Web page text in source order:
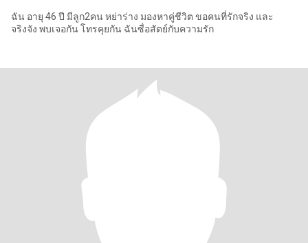
ฉัน อายุ 46 ปี มีลูก2คน หย่าร่าง มองหาคู่ชีวิต ขอคนที่รักจริง และ
จริงจัง พบเจอกัน โทรคุยกัน ฉันซื่อสัตย์กับความรัก